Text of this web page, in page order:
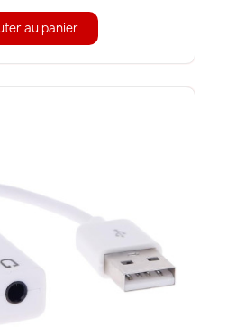
au panier